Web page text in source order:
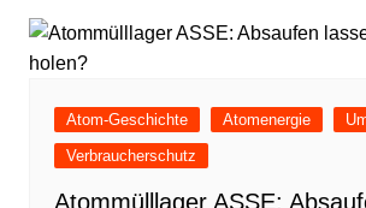
Atom-Geschichte Atomenergie
Verbraucherschutz
Atommülllager ASSE: